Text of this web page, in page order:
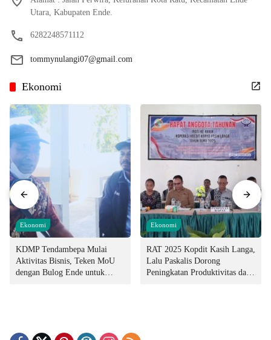
Utara, Kabupaten Ende.
6282248571112
tommynulangi07@gmail.com
Ekonomi
Ekonomi
KDMP Tendambepa Mulai
Aktivitas Bisnis, Teken MoU
dengan Bulog Ende untuk
Ekonomi
RAT 2025 Kopdit Kasih Langa,
Lalu Paskalis Dorong
Peningkatan Produktivitas dan